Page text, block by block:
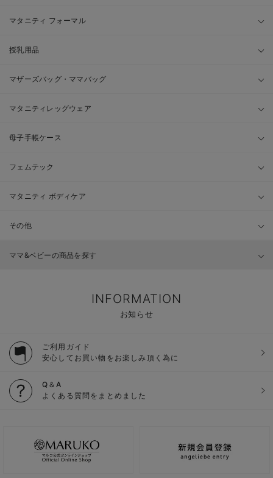
マタニティ フォーマル
授乳用品
マザーズバッグ・ママバッグ
マタニティレッグウェア
母子手帳ケース
フェムテック
マタニティ ボディケア
その他
ママ&ベビーの商品を探す
INFORMATION
お知らせ
ご利用ガイド
安心してお買い物をお楽しみ頂く為に
Q＆A
よくある質問をまとめました